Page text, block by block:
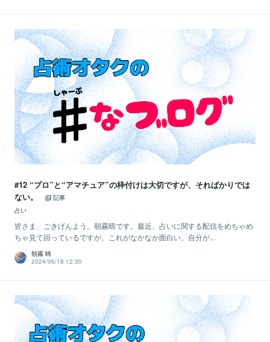
#12 “プロ”と“アマチュア”の枠付けは大切ですが、そればかりでは
ない。
記事
占い
皆さま、ごきげんよう。朝霧晴です。最近、占いに関する配信をめちゃめ
ちゃ見て回っているですが、これがなかなか面白い。自分が...
朝霧 晴
2024/06/18 12:30